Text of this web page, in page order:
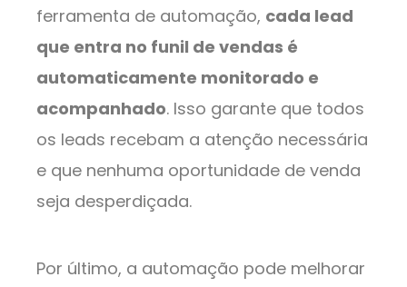
ferramenta de automação, cada lead
que entra no funil de vendas é
automaticamente monitorado e
acompanhado. Isso garante que todos
os leads recebam a atenção necessária
e que nenhuma oportunidade de venda
seja desperdiçada.
Por último, a automação pode melhorar